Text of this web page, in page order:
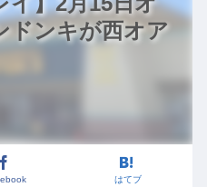
ドンキが西オア
はてブ